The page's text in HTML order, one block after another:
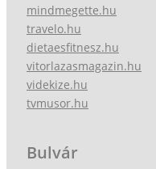
mindmegette.hu
travelo.hu
dietaesfitnesz.hu
vitorlazasmagazin.hu
videkize.hu
tvmusor.hu
Bulvár